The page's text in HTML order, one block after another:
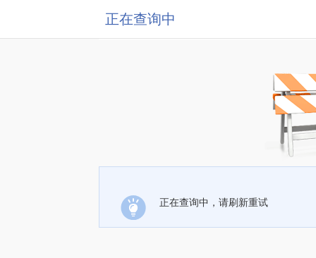
正在查询中
正在查询中，请刷新重试